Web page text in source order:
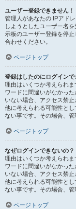
ユーザー登録できません！
管理人があなたの IPアド
しようとしたユーザー名
示板のユーザー登録を停
合わせください。
ページトップ
登録はしたのにログインで
理由はいくつか考えられ
ワードに間違いがなかっ
いない場合、アクセス禁
他に考えられる可能性と
ない事です。その場合、管
ページトップ
なぜログインできないの？
理由はいくつか考えられ
ワードに間違いがなかっ
いない場合、アクセス禁
他に考えられる可能性と
ない事です。その場合、管
ページトップ